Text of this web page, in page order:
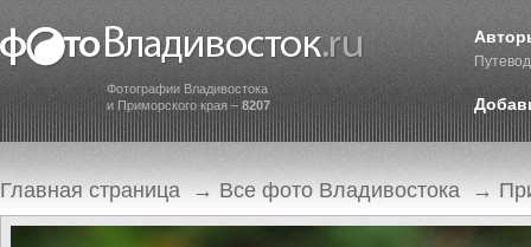
Фотографии Владивостока
и Приморского края – 8207
Главная страница → Все фото Владивостока →